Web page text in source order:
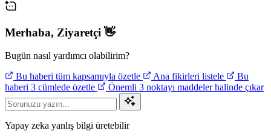
Merhaba, Ziyaretçi 👋
Bugün nasıl yardımcı olabilirim?
Bu haberi tüm kapsamıyla özetle
Ana fikirleri listele
Bu
haberi 3 cümlede özetle
Önemli 3 noktayı maddeler halinde çıkar
Yapay zeka yanlış bilgi üretebilir